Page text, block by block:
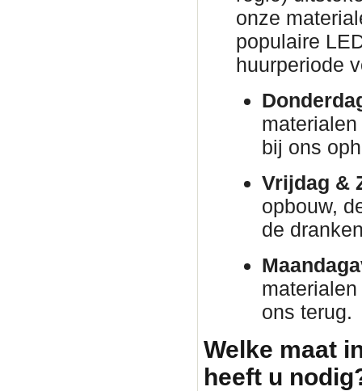
onze
populaire
huurperiode
bij ons
Vrijdag &
opbouw,
de
ons terug.
Welke maat
heeft u